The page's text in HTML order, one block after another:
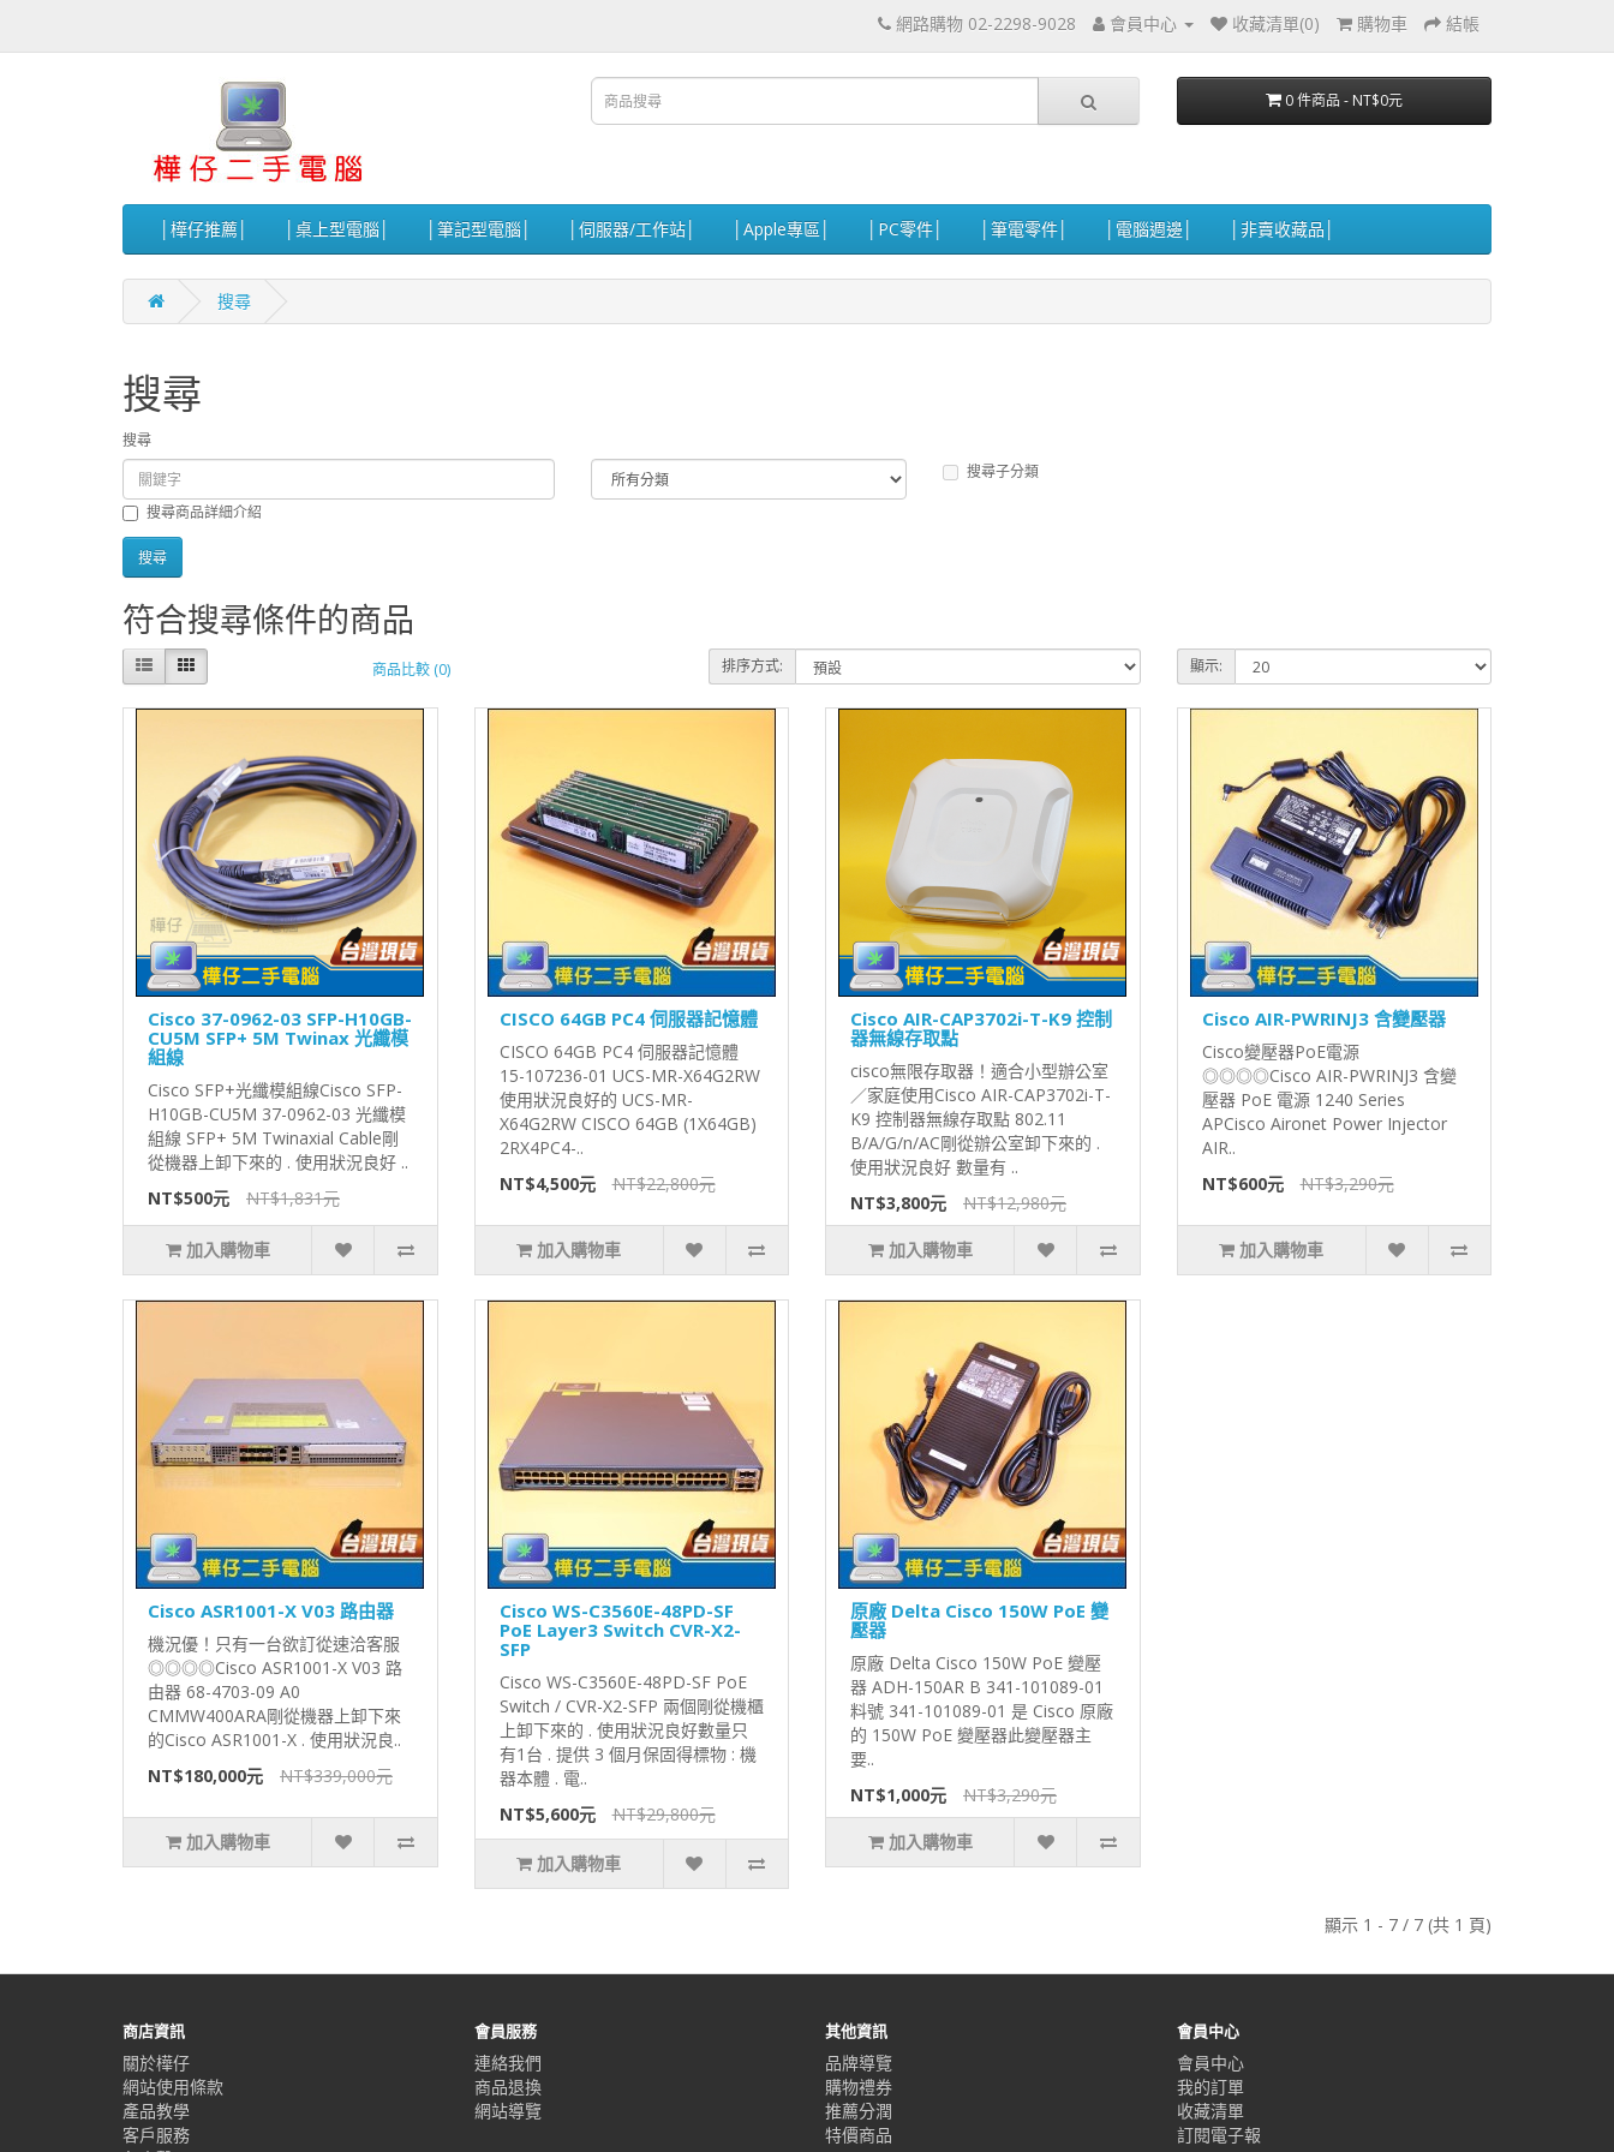
網路購物 02-2298-9028 會員中心 收藏清單(0) 購物車 結帳
0 件商品 - NT$0元
│樺仔推薦│ │桌上型電腦│ │筆記型電腦│ │伺服器/工作站│ │Apple專區│ │PC零件│ │筆電零件│ │電腦週邊│ │非賣收藏品│
搜尋
搜尋
搜尋
搜尋子分類
搜尋商品詳細介紹
符合搜尋條件的商品
商品比較 (0) 排序方式: 顯示:
Cisco 37-0962-03 SFP-H10GB-
CU5M SFP+ 5M Twinax 光纖模
組線
Cisco SFP+光纖模組線Cisco SFP-
H10GB-CU5M 37-0962-03 光纖模
組線 SFP+ 5M Twinaxial Cable剛
從機器上卸下來的 . 使用狀況良好 ..
NT$500元
NT$1,831元
加入購物車
CISCO 64GB PC4 伺服器記憶體
CISCO 64GB PC4 伺服器記憶體
15-107236-01 UCS-MR-X64G2RW
使用狀況良好的 UCS-MR-
X64G2RW CISCO 64GB (1X64GB)
2RX4PC4-..
NT$4,500元
NT$22,800元
加入購物車
Cisco AIR-CAP3702i-T-K9 控制
器無線存取點
cisco無限存取器！適合小型辦公室
／家庭使用Cisco AIR-CAP3702i-T-
K9 控制器無線存取點 802.11
B/A/G/n/AC剛從辦公室卸下來的 .
使用狀況良好 數量有 ..
NT$3,800元
NT$12,980元
加入購物車
Cisco AIR-PWRINJ3 含變壓器
Cisco變壓器PoE電源
◎◎◎◎Cisco AIR-PWRINJ3 含變
壓器 PoE 電源 1240 Series
APCisco Aironet Power Injector
AIR..
NT$600元
NT$3,290元
加入購物車
Cisco ASR1001-X V03 路由器
機況優！只有一台欲訂從速洽客服
◎◎◎◎Cisco ASR1001-X V03 路
由器 68-4703-09 A0
CMMW400ARA剛從機器上卸下來
的Cisco ASR1001-X . 使用狀況良..
NT$180,000元
NT$339,000元
加入購物車
Cisco WS-C3560E-48PD-SF
PoE Layer3 Switch CVR-X2-
SFP
Cisco WS-C3560E-48PD-SF PoE
Switch / CVR-X2-SFP 兩個剛從機櫃
上卸下來的 . 使用狀況良好數量只
有1台 . 提供 3 個月保固得標物 : 機
器本體 . 電..
NT$5,600元
NT$29,800元
加入購物車
原廠 Delta Cisco 150W PoE 變
壓器
原廠 Delta Cisco 150W PoE 變壓
器 ADH-150AR B 341-101089-01
料號 341-101089-01 是 Cisco 原廠
的 150W PoE 變壓器此變壓器主
要..
NT$1,000元
NT$3,290元
加入購物車
顯示 1 - 7 / 7 (共 1 頁)
商店資訊
關於樺仔
網站使用條款
產品教學
客戶服務
會員服務
連絡我們
商品退換
網站導覽
其他資訊
品牌導覽
購物禮券
推薦分潤
特價商品
會員中心
會員中心
我的訂單
收藏清單
訂閱電子報